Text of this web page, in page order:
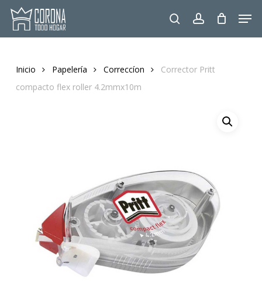
Skip
main
searchaccount
Inicio Papelería Correccíon
Corrector Pritt
compacto flex roller 4.2mmx10m